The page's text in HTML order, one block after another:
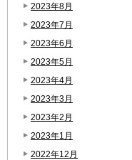
2023年8月
2023年7月
2023年6月
2023年5月
2023年4月
2023年3月
2023年2月
2023年1月
2022年12月